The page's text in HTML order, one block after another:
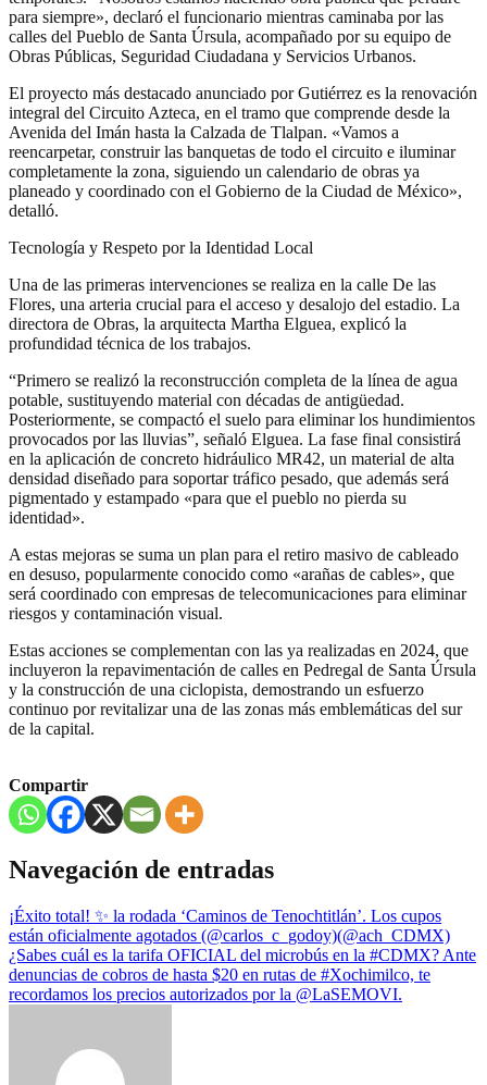
para siempre», declaró el funcionario mientras caminaba por las
calles del Pueblo de Santa Úrsula, acompañado por su equipo de
Obras Públicas, Seguridad Ciudadana y Servicios Urbanos.
El proyecto más destacado anunciado por Gutiérrez es la renovación
integral del Circuito Azteca, en el tramo que comprende desde la
Avenida del Imán hasta la Calzada de Tlalpan. «Vamos a
reencarpetar, construir las banquetas de todo el circuito e iluminar
completamente la zona, siguiendo un calendario de obras ya
planeado y coordinado con el Gobierno de la Ciudad de México»,
detalló.
Tecnología y Respeto por la Identidad Local
Una de las primeras intervenciones se realiza en la calle De las
Flores, una arteria crucial para el acceso y desalojo del estadio. La
directora de Obras, la arquitecta Martha Elguea, explicó la
profundidad técnica de los trabajos.
“Primero se realizó la reconstrucción completa de la línea de agua
potable, sustituyendo material con décadas de antigüedad.
Posteriormente, se compactó el suelo para eliminar los hundimientos
provocados por las lluvias”, señaló Elguea. La fase final consistirá
en la aplicación de concreto hidráulico MR42, un material de alta
densidad diseñado para soportar tráfico pesado, que además será
pigmentado y estampado «para que el pueblo no pierda su
identidad».
A estas mejoras se suma un plan para el retiro masivo de cableado
en desuso, popularmente conocido como «arañas de cables», que
será coordinado con empresas de telecomunicaciones para eliminar
riesgos y contaminación visual.
Estas acciones se complementan con las ya realizadas en 2024, que
incluyeron la repavimentación de calles en Pedregal de Santa Úrsula
y la construcción de una ciclopista, demostrando un esfuerzo
continuo por revitalizar una de las zonas más emblemáticas del sur
de la capital.
Compartir
Navegación de entradas
¡Éxito total! ✨ la rodada ‘Caminos de Tenochtitlán’. Los cupos
están oficialmente agotados (@carlos_c_godoy)(@ach_CDMX)
¿Sabes cuál es la tarifa OFICIAL del microbús en la #CDMX? Ante
denuncias de cobros de hasta $20 en rutas de #Xochimilco, te
recordamos los precios autorizados por la @LaSEMOVI.